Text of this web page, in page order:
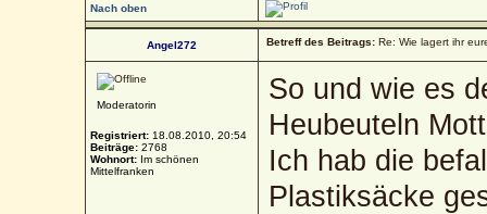
Nach oben
Angel272 Betreff des Beitrags: Re: Wie lagert ihr
Moderatorin
Registriert: 18.08.2010, 20:54
Beiträge: 2768
Wohnort: Im schönen
Mittelfranken
So und wie es
Heubeuteln
Ich hab die
Plastiksäcke